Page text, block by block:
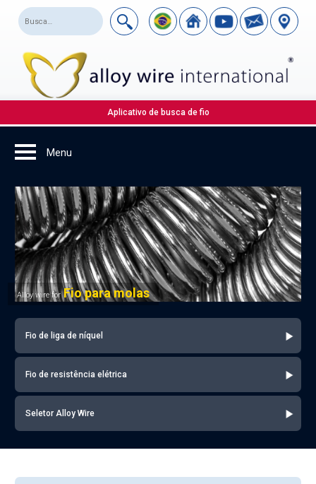
Aplicativo de busca de fio
Alloy wire forFio para molas
Fio de liga de níquel
Fio de resistência elétrica
Seletor Alloy Wire